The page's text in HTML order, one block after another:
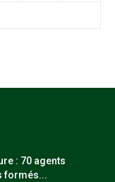
: 70 agents
formés...